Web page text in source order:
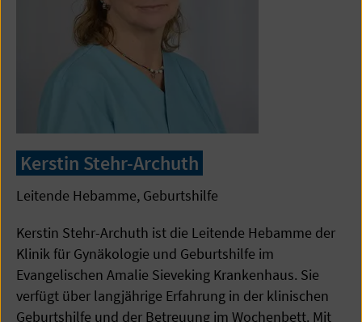
Kerstin Stehr-Archuth
Leitende Hebamme, Geburtshilfe
Kerstin Stehr-Archuth ist die Leitende Hebamme der
Klinik für Gynäkologie und Geburtshilfe im
Evangelischen Amalie Sieveking Krankenhaus. Sie
verfügt über langjährige Erfahrung in der klinischen
Geburtshilfe und der Betreuung im Wochenbett. Mit